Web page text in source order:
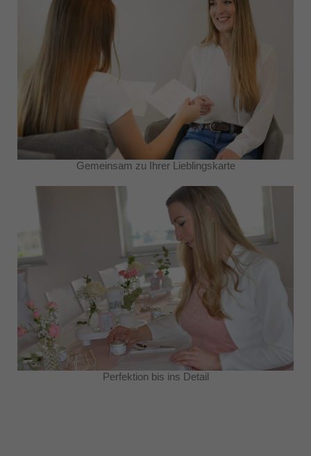
Gemeinsam zu Ihrer Lieblingskarte
Perfektion bis ins Detail